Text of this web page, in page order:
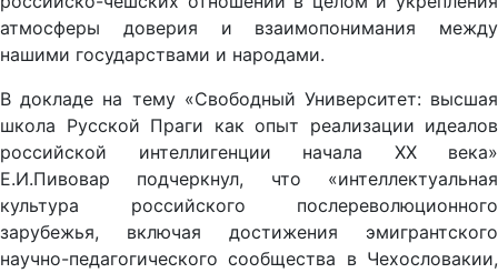
атмосферы доверия и взаимопонимания между
нашими государствами и народами.
В докладе на тему «Свободный Университет: высшая
школа Русской Праги как опыт реализации идеалов
российской интеллигенции начала ХХ века»
Е.И.Пивовар подчеркнул, что «интеллектуальная
культура российского послереволюционного
зарубежья, включая достижения эмигрантского
научно-педагогического сообщества в Чехословакии,